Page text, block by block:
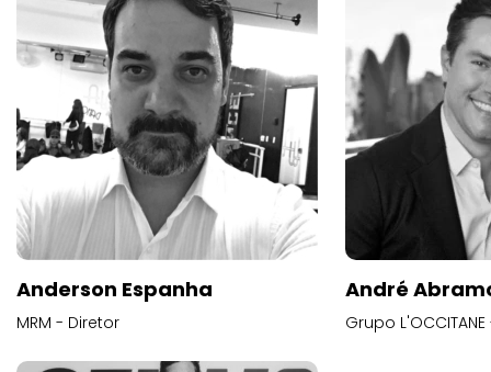
Anderson Espanha
MRM - Diretor
André
Grupo